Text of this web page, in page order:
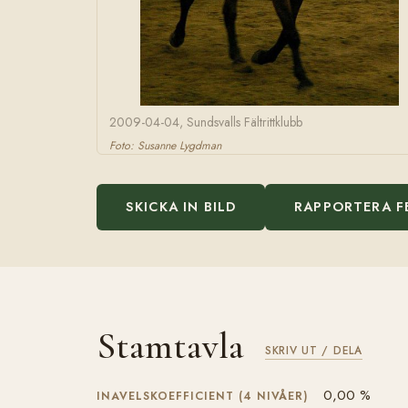
2009-04-04, Sundsvalls Fältrittklubb
Foto: Susanne Lygdman
SKICKA IN BILD RAPPORTERA
Stamtavla SKRIV UT / DELA
INAVELSKOEFFICIENT (4 NIVÅER) 0,00 %